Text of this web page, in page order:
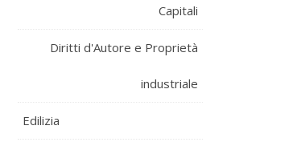
Capitali
Diritti d'Autore e Proprietà
industriale
Edilizia